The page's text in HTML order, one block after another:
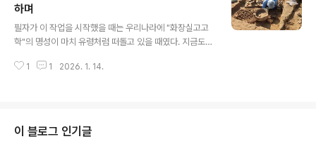
되면 필자의 논문을 본 해외 학자들은 작은 엽서를 보내 별
쇄본을 보내달라는 요청을 해왔다. 아마 요즘 공부하는 이
들은 무슨 소리인지도 모를 텐데필자는 90년대 연구할 때
시대가 된 요즘에는 고리짝 유물이 되어 버렸으니나중에
하며
필자가 이 작업을 시작했을 때는 우리나라에 "화장실고고
학"의 명성이 마치 유령처럼 떠돌고 있을 때였다. 지금도
한 일본은 요즘 이 분야 연구가 지지부진하다. 거의 비슷한
라는 용어를 걷어 치워야 한다고는 생각하지 않는다. 고고
기생충학과 화장실고고학은 어쨌건 처음 분기된 이래 이제
1 1 2026. 1. 14.
이 블로그 인기글